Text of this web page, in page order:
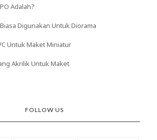
Adalah?
Digunakan Untuk Diorama
Untuk Maket Miniatur
Akrilik Untuk Maket
FOLLOW US